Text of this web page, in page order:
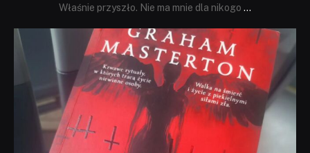
Właśnie przyszło. Nie ma mnie dla nikogo ...
dobryhorror
Sie 23